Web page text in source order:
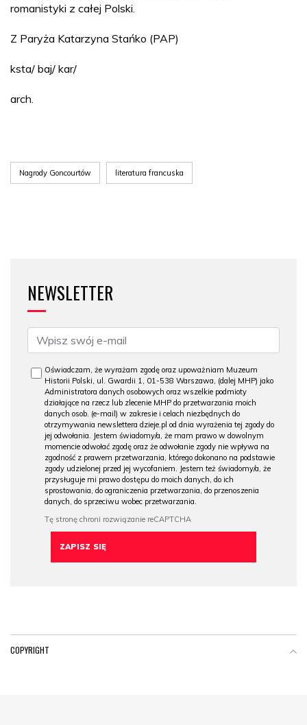
romanistyki z całej Polski.
Z Paryża Katarzyna Stańko (PAP)
ksta/ baj/ kar/
arch.
Nagrody Goncourtów literatura francuska
NEWSLETTER
Oświadczam, że wyrażam zgodę oraz upoważniam Muzeum
Historii Polski, ul. Gwardii 1, 01-538 Warszawa, (dalej MHP) jako
Administratora danych osobowych oraz wszelkie podmioty
działające na rzecz lub zlecenie MHP do przetwarzania moich
danych osob. (e-mail) w zakresie i celach niezbędnych do
otrzymywania newslettera dzieje.pl od dnia wyrażenia tej zgody do
jej odwołania. Jestem świadomy/a, że mam prawo w dowolnym
momencie odwołać zgodę oraz że odwołanie zgody nie wpływa na
zgodność z prawem przetwarzania, którego dokonano na podstawie
zgody udzielonej przed jej wycofaniem. Jestem też świadomy/a, że
przysługuje mi prawo dostępu do moich danych, do ich
sprostowania, do ograniczenia przetwarzania, do przenoszenia
danych, do sprzeciwu wobec przetwarzania.
COPYRIGHT